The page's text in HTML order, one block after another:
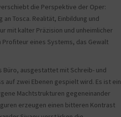
die Perspektive der Oper:
Tosca. Realität, Einbildung und
mit kalter Präzision und unheimlicher
Profiteur eines Systems, das Gewalt
Büro, ausgestattet mit Schreib- und
auf zwei Ebenen gespielt wird. Es ist ein
Machtstrukturen gegeneinander
erzeugen einen bitteren Kontrast